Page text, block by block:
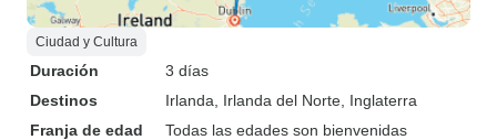
Ciudad y Cultura
Duración
3 días
Destinos
Irlanda , Irlanda del Norte , Inglaterra
Franja de edad
Todas las edades son bienvenidas